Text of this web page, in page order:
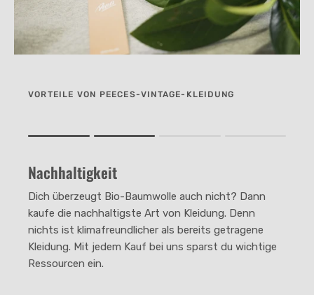
VORTEILE VON PEECES-VINTAGE-KLEIDUNG
The rating of this product for "" is 2.
Nachhaltigkeit
Dich überzeugt Bio-Baumwolle auch nicht? Dann
kaufe die nachhaltigste Art von Kleidung. Denn
nichts ist klimafreundlicher als bereits getragene
Kleidung. Mit jedem Kauf bei uns sparst du wichtige
Ressourcen ein.